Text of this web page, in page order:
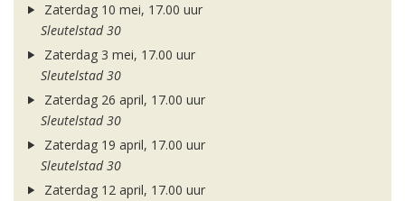
Zaterdag 10 mei, 17.00 uur
Sleutelstad 30
Zaterdag 3 mei, 17.00 uur
Sleutelstad 30
Zaterdag 26 april, 17.00 uur
Sleutelstad 30
Zaterdag 19 april, 17.00 uur
Sleutelstad 30
Zaterdag 12 april, 17.00 uur